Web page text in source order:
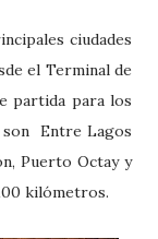
ciudades
el Terminal de
partida para los
son Entre Lagos
Puerto Octay y
kilómetros.